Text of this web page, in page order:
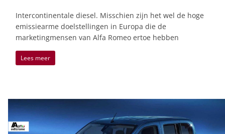
Intercontinentale diesel. Misschien zijn het wel de hoge
emissiearme doelstellingen in Europa die de
marketingmensen van Alfa Romeo ertoe hebben
Lees meer